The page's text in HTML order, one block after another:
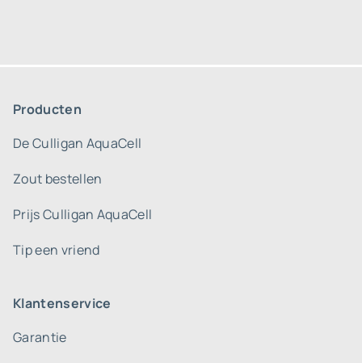
Producten
De Culligan AquaCell
Zout bestellen
Prijs Culligan AquaCell
Tip een vriend
Klantenservice
Garantie